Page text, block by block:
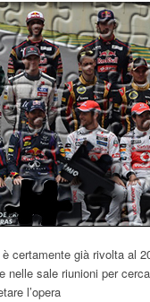
certamente già rivolta al
sale riunioni per
l’opera